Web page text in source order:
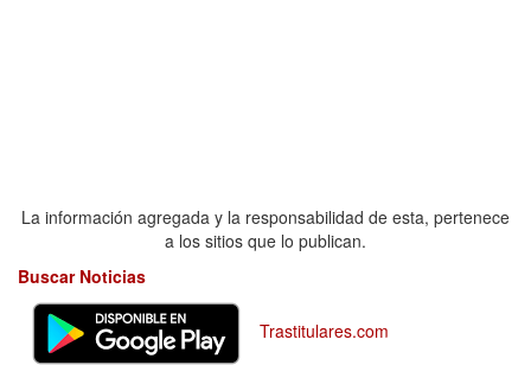
La información agregada y la responsabilidad de esta, pertenece
a los sitios que lo publican.
Buscar Noticias
Trastitulares.com